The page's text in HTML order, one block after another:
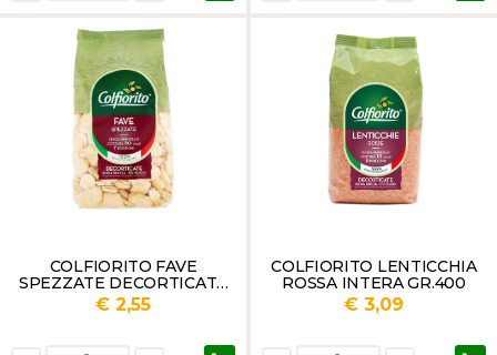
COLFIORITO FAVE
SPEZZATE DECORTICATE
ITALIA GR.350
€ 2,55
COLFIORITO LENTICCHIA
ROSSA INTERA GR.400
€ 3,09